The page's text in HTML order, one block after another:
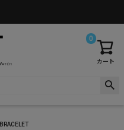
カート
0
BRACELET